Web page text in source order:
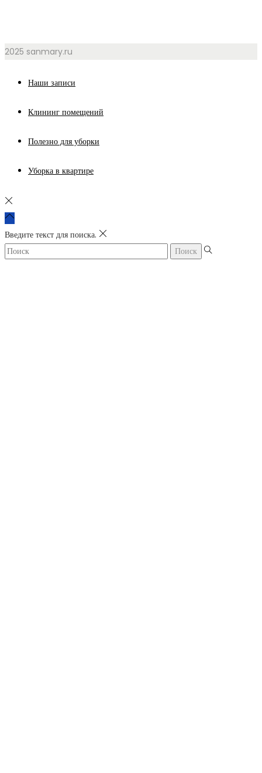
2025 sanmary.ru
Наши записи
Клининг помещений
Полезно для уборки
Уборка в квартире
Введите текст для поиска.
Поиск: